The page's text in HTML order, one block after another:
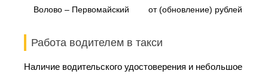
Волово – Первомайский от (обновление) рублей
Работа водителем в такси
Наличие водительского удостоверения и небольшое